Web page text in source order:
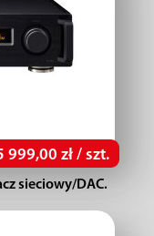
999,00 zł / szt.
sieciowy/DAC.